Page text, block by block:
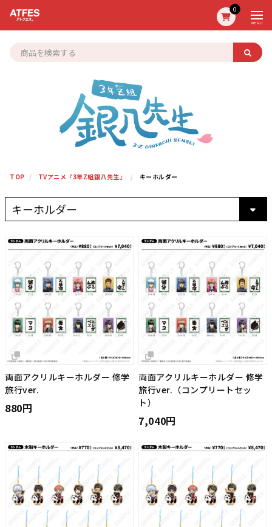
0
MENU
TOP TVアニメ『3年Z組銀八先生』 キーホルダー
両面アクリルキーホルダー 修学
旅行ver.
880円
両面アクリルキーホルダー 修学
旅行ver.（コンプリートセッ
ト）
7,040円